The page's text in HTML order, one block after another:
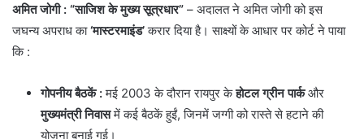
अमित जोगी : “साजिश के मुख्य सूत्रधार” – अदालत ने अमित जोगी को इस
जघन्य अपराध का‘मास्टरमाइंड’करार दिया है। साक्ष्यों के आधार पर कोर्ट ने पाया
कि :
गोपनीय बैठकें :मई 2003 के दौरान रायपुर केहोटल ग्रीन पार्कऔर
मुख्यमंत्री निवासमें कई बैठकें हुईं, जिनमें जग्गी को रास्ते से हटाने की
योजना बनाई गई।